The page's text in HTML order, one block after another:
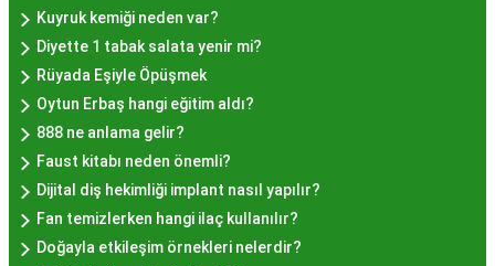
tatları sevenler için Sultanahmet, Eminönü, ve
Eyüp gibi tarihi semtlerdeki lokantalarda Hayır
Lokması deneyimi daha da özel olabilir. Ayrıca,
Beyoğlu, Kadıköy, ve Beşiktaş gibi modern
semtlerde de bu lezzeti bulabilirsiniz.
Hayır Lokması Fiyatları
İstanbul'da Nasıl?
Kuyruk kemiği neden var?
Diyette 1 tabak salata yenir mi?
Rüyada Eşiyle Öpüşmek
Oytun Erbaş hangi eğitim aldı?
888 ne anlama gelir?
Faust kitabı neden önemli?
Dijital diş hekimliği implant nasıl yapılır?
Fan temizlerken hangi ilaç kullanılır?
Doğayla etkileşim örnekleri nelerdir?